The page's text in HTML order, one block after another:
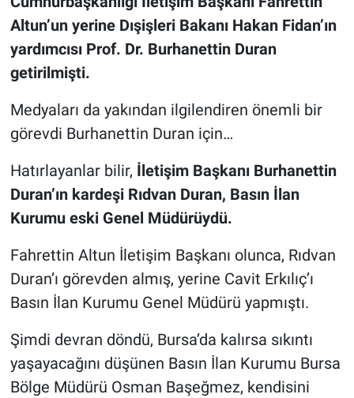
Altun’un yerine Dışişleri Bakanı Hakan Fidan’ın
yardımcısı Prof. Dr. Burhanettin Duran
getirilmişti.
Medyaları da yakından ilgilendiren önemli bir
görevdi Burhanettin Duran için…
Hatırlayanlar bilir, İletişim Başkanı Burhanettin
Duran’ın kardeşi Rıdvan Duran, Basın İlan
Kurumu eski Genel Müdürüydü.
Fahrettin Altun İletişim Başkanı olunca, Rıdvan
Duran’ı görevden almış, yerine Cavit Erkılıç’ı
Basın İlan Kurumu Genel Müdürü yapmıştı.
Şimdi devran döndü, Bursa’da kalırsa sıkıntı
yaşayacağını düşünen Basın İlan Kurumu Bursa
Bölge Müdürü Osman Başeğmez, kendisini